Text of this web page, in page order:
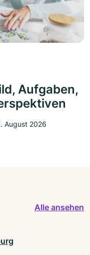
Aufgaben,
August 2026
Alle ansehen